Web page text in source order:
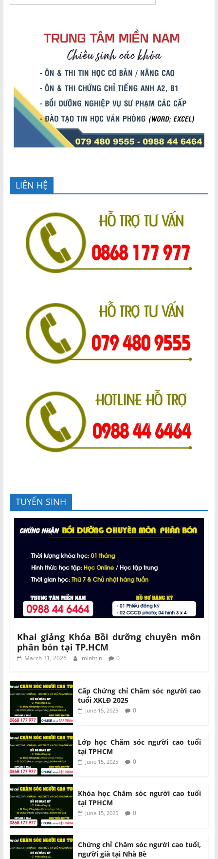
LIÊN HỆ
TUYỂN SINH
Khai giảng Khóa Bồi dưỡng chuyên môn
phân bón tại TP.HCM
March 31, 2026 minhtin 0
Cấp Chứng chỉ Chăm sóc người cao
tuổi XKLĐ 2025
June 15, 2025 0
Lớp học Chăm sóc người cao tuổi
tại TPHCM
June 15, 2025 0
Khóa học Chăm sóc người cao tuổi
tại TPHCM
June 15, 2025 0
Chứng chỉ Chăm sóc người cao tuổi,
người già tại Nhà Bè